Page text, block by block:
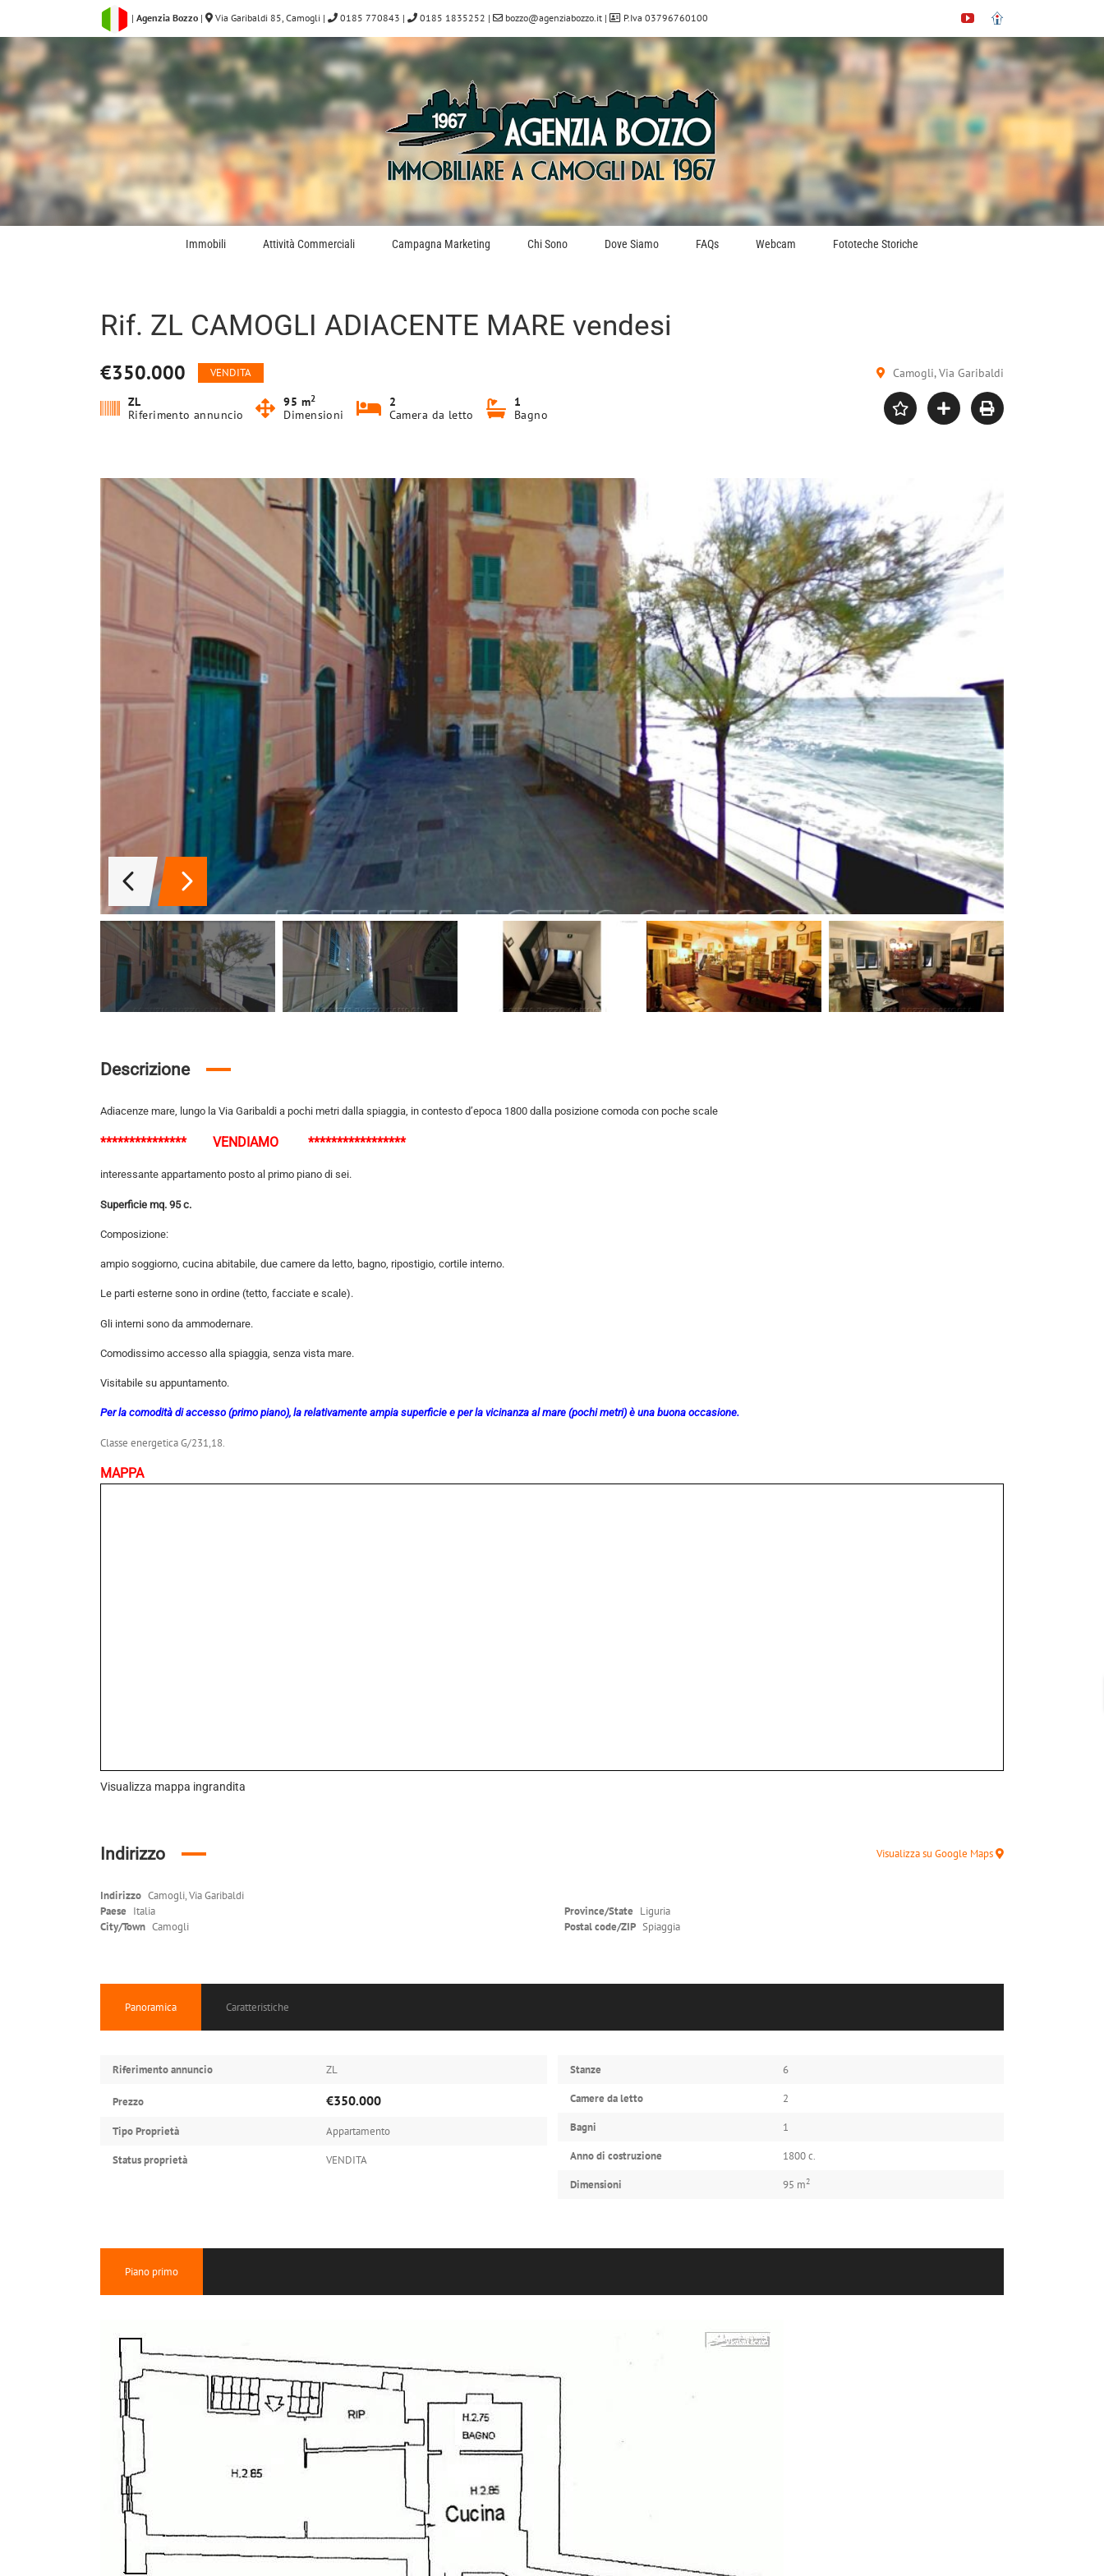
contenuto
| Agenzia Bozzo | Via Garibaldi 85, Camogli | 0185 770843 | 0185 1835252 | bozzo@agenziabozzo.it | P.Iva 03796760100 YouTube
Immobiliare.it
Immobili Attività Commerciali Campagna Marketing Chi Sono Dove Siamo FAQs Webcam Fototeche Storiche
Rif. ZL CAMOGLI ADIACENTE MARE vendesi
€350.000 VENDITA
Camogli, Via Garibaldi
ZL
Riferimento annuncio
95 m2
Dimensioni
2
Camera da letto
1
Bagno
Descrizione
Adiacenze mare, lungo la Via Garibaldi a pochi metri dalla spiaggia, in contesto d’epoca 1800 dalla posizione comoda con poche scale
*************** VENDIAMO *****************
interessante appartamento posto al primo piano di sei.
Superficie mq. 95 c.
Composizione:
ampio soggiorno, cucina abitabile, due camere da letto, bagno, ripostigio, cortile interno.
Le parti esterne sono in ordine (tetto, facciate e scale).
Gli interni sono da ammodernare.
Comodissimo accesso alla spiaggia, senza vista mare.
Visitabile su appuntamento.
Per la comodità di accesso (primo piano), la relativamente ampia superficie e per la vicinanza al mare (pochi metri) è una buona occasione.
Classe energetica G/231,18.
MAPPA
Visualizza mappa ingrandita
Indirizzo
Indirizzo Camogli, Via Garibaldi
Paese Italia Province/State Liguria
City/Town Camogli Postal code/ZIP Spiaggia
Visualizza su Google Maps
Panoramica Caratteristiche
Riferimento annuncio ZL
Prezzo €350.000
Tipo Proprietà Appartamento
Status proprietà VENDITA
Stanze 6
Camere da letto 2
Bagni 1
Anno di costruzione 1800 c.
Dimensioni 95 m2
Piano primo